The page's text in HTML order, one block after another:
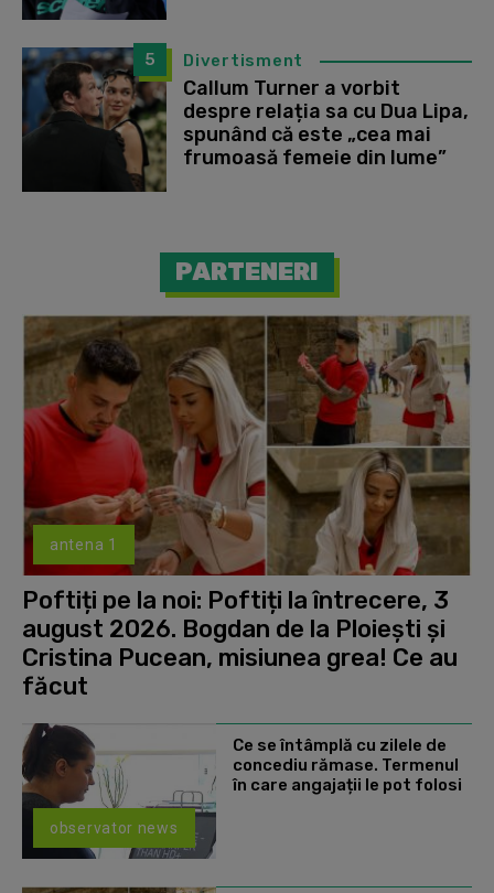
5 Divertisment
Callum Turner a vorbit
despre relația sa cu Dua Lipa,
spunând că este „cea mai
frumoasă femeie din lume”
PARTENERI
antena 1
Poftiți pe la noi: Poftiți la întrecere, 3
august 2026. Bogdan de la Ploiești și
Cristina Pucean, misiunea grea! Ce au
făcut
observator news
Ce se întâmplă cu zilele de
concediu rămase. Termenul
în care angajații le pot folosi